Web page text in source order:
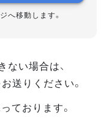
へ移動します。
い場合は、
送りください。
ております。